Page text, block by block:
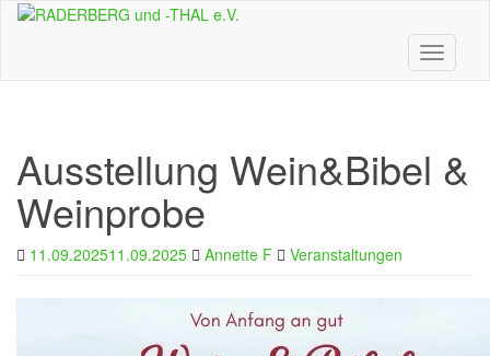
Skip
content
Toggle
Ausstellung Wein&Bibel &
Weinprobe
11.09.202511.09.2025 Annette F Veranstaltungen